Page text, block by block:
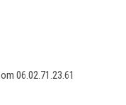
06.02.71.23.61